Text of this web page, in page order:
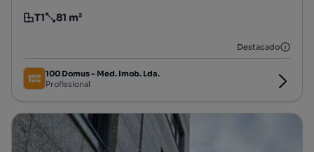
Tipologia
T1
Preço por metro quadrado
81 m²
Destacado
100 Domus - Med. Imob. Lda.
Profissional